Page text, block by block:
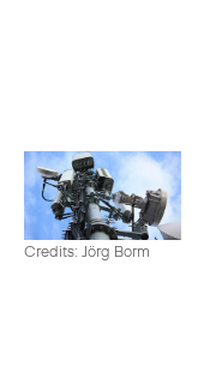
Credits: Jörg Borm